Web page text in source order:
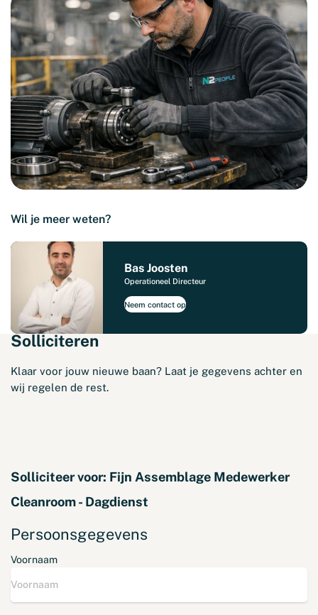
Wil je meer weten?
Bas Joosten
Operationeel Directeur
Neem contact op
Solliciteren
Klaar voor jouw nieuwe baan? Laat je gegevens achter en
wij regelen de rest.
Solliciteer voor: Fijn Assemblage Medewerker
Cleanroom - Dagdienst
Persoonsgegevens
Voornaam